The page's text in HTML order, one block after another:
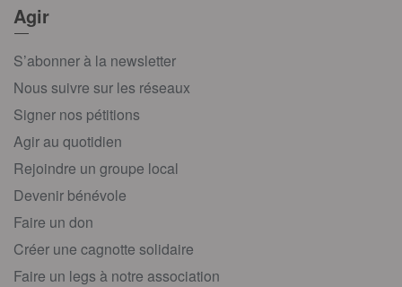
Agir
S’abonner à la newsletter
Nous suivre sur les réseaux
Signer nos pétitions
Agir au quotidien
Rejoindre un groupe local
Devenir bénévole
Faire un don
Créer une cagnotte solidaire
Faire un legs à notre association